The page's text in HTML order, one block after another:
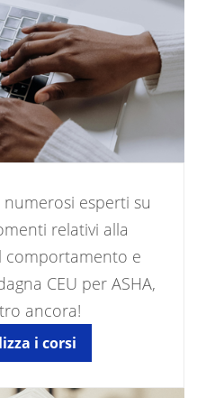
esperti su
relativi alla
comportamento e
CEU per ASHA,
ancora!
i corsi